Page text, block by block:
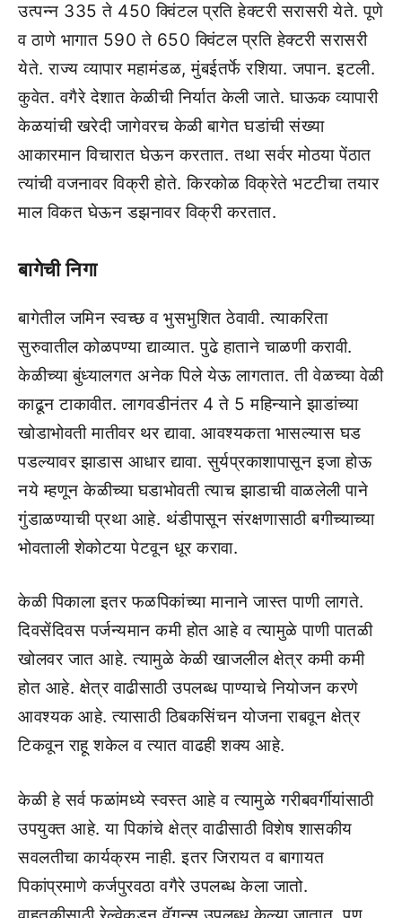
उत्‍पन्‍न 335 ते 450 क्विंटल प्रति हेक्‍टरी सरासरी येते. पूणे
व ठाणे भागात 590 ते 650 क्विंटल प्रति हेक्‍टरी सरासरी
येते. राज्‍य व्‍यापार महामंडळ, मुंबईतर्फे रशिया. जपान. इटली.
कुवेत. वगैरे देशात केळीची निर्यात केली जाते. घाऊक व्‍यापारी
केळयांची खरेदी जागेवरच केळी बागेत घडांची संख्‍या
आकारमान विचारात घेऊन करतात. तथा सर्वर मोठया पेंठात
त्‍यांची वजनावर विक्री होते. किरकोळ विक्रेते भटटीचा तयार
माल विकत घेऊन डझनावर विक्री करतात.
बागेची निगा
बागेतील जमिन स्‍वच्‍छ व भुसभुशित ठेवावी. त्‍याकरिता
सुरुवातील कोळपण्‍या द्याव्‍यात. पुढे हाताने चाळणी करावी.
केळीच्‍या बुंध्‍यालगत अनेक पिले येऊ लागतात. ती वेळच्‍या वेळी
काढून टाकावीत. लागवडीनंतर 4 ते 5 महिन्‍याने झाडांच्‍या
खोडाभोवती मातीवर थर द्यावा. आवश्‍यकता भासल्‍यास घड
पडल्‍यावर झाडास आधार द्यावा. सुर्यप्रकाशापासून इजा होऊ
नये म्‍हणून केळीच्‍या घडाभोवती त्‍याच झाडाची वाळलेली पाने
गुंडाळण्‍याची प्रथा आहे. थंडीपासून संरक्षणासाठी बगीच्‍याच्‍या
भोवताली शेकोटया पेटवून धूर करावा.
केळी पिकाला इतर फळपिकांच्‍या मानाने जास्‍त पाणी लागते.
दिवसेंदिवस पर्जन्‍यमान कमी होत आहे व त्‍यामुळे पाणी पातळी
खोलवर जात आहे. त्‍यामुळे केळी खाजलील क्षेत्र कमी कमी
होत आहे. क्षेत्र वाढीसाठी उपलब्‍ध पाण्‍याचे नियोजन करणे
आवश्‍यक आहे. त्‍यासाठी ठिबकसिंचन योजना राबवून क्षेत्र
टिकवून राहू शकेल व त्‍यात वाढही शक्‍य आहे.
केळी हे सर्व फळांमध्‍ये स्‍वस्‍त आहे व त्‍यामुळे गरीबवर्गीयांसाठी
उपयुक्‍त आहे. या पिकांचे क्षेत्र वाढीसाठी विशेष शासकीय
सवलतीचा कार्यक्रम नाही. इतर जिरायत व बागायत
पिकांप्रमाणे कर्जपुरवठा वगैरे उपलब्‍ध केला जातो.